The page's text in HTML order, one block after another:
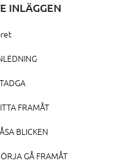
INLÄGGEN
FRAMÅT
BLICKEN
GÅ FRAMÅT